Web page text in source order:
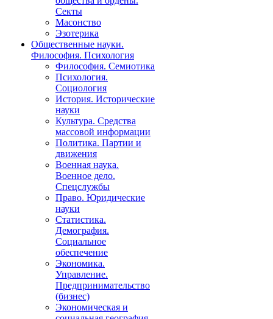
Секты
Масонство
Эзотерика
Общественные науки.
Философия. Психология
Философия. Семиотика
Психология.
Социология
История. Исторические
науки
Культура. Средства
массовой информации
Политика. Партии и
движения
Военная наука.
Военное дело.
Спецслужбы
Право. Юридические
науки
Статистика.
Демография.
Социальное
обеспечение
Экономика.
Управление.
Предпринимательство
(бизнес)
Экономическая и